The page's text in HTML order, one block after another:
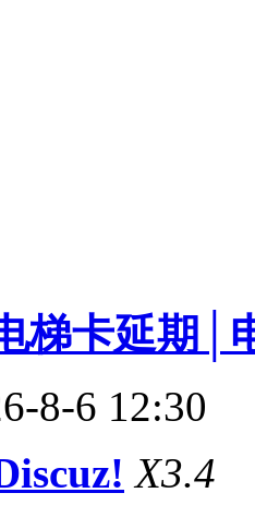
梯卡延期│
8-6 12:30
X3.4